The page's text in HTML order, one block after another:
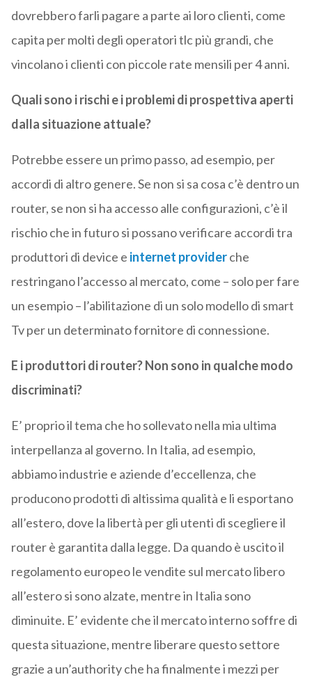
dovrebbero farli pagare a parte ai loro clienti, come
capita per molti degli operatori tlc più grandi, che
vincolano i clienti con piccole rate mensili per 4 anni.
Quali sono i rischi e i problemi di prospettiva aperti
dalla situazione attuale?
Potrebbe essere un primo passo, ad esempio, per
accordi di altro genere. Se non si sa cosa c’è dentro un
router, se non si ha accesso alle configurazioni, c’è il
rischio che in futuro si possano verificare accordi tra
produttori di device e internet providerche
restringano l’accesso al mercato, come – solo per fare
un esempio – l’abilitazione di un solo modello di smart
Tv per un determinato fornitore di connessione.
E i produttori di router? Non sono in qualche modo
discriminati?
E’ proprio il tema che ho sollevato nella mia ultima
interpellanza al governo. In Italia, ad esempio,
abbiamo industrie e aziende d’eccellenza, che
producono prodotti di altissima qualità e li esportano
all’estero, dove la libertà per gli utenti di scegliere il
router è garantita dalla legge. Da quando è uscito il
regolamento europeo le vendite sul mercato libero
all’estero si sono alzate, mentre in Italia sono
diminuite. E’ evidente che il mercato interno soffre di
questa situazione, mentre liberare questo settore
grazie a un’authority che ha finalmente i mezzi per